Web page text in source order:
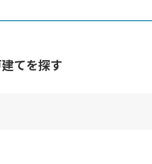
てを探す